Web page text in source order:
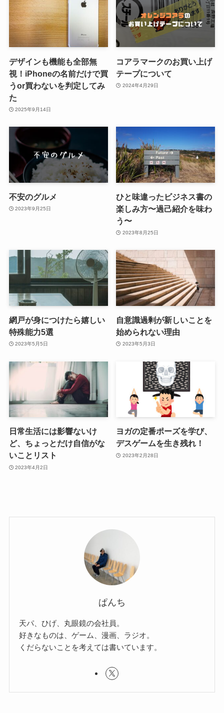
デザインも機能も全部無
視！iPhoneの名前だけで買
うor買わないを判定してみ
た
2025年9月14日
コアラマークのお買い上げ
テープについて
2024年4月29日
不安のグルメ
2023年9月25日
ひと味違ったビジネス書の
楽しみ方〜過己紹介を味わ
う〜
2023年8月25日
網戸が身につけたら嬉しい
特殊能力5選
2023年5月5日
自意識過剰が新しいことを
始められない理由
2023年5月3日
日常生活には影響ないけ
ど、ちょっとだけ自信がな
いことリスト
2023年4月2日
ヨガの定番ポーズを学び、
デスゲームを生き残れ！
2023年2月28日
ぱんち
天パ、ひげ、丸眼鏡の会社員。
好きなものは、ゲーム、漫画、ラジオ。
くだらないことを考えては書いています。